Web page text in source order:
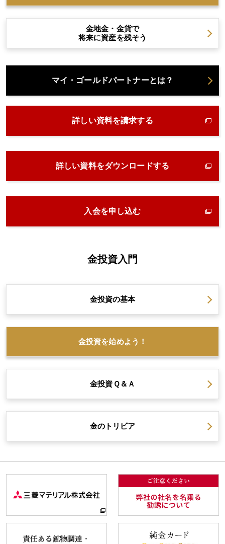
金地金・金貨で
将来に資産を残そう
マイ・ゴールドパートナーとは？
詳しい資料を請求する
詳しい資料をダウンロードする
入会を申し込む
金投資入門
金投資の基本
金投資を始めよう！
金投資 Ｑ＆Ａ
金のトリビア